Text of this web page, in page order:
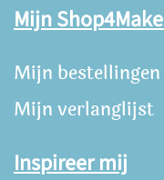
Mijn
Mijn bestellingen
Mijn verlanglijst
Inspireer mij